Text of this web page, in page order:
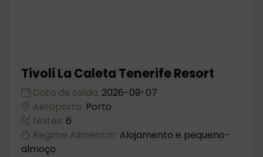
Tivoli La Caleta Tenerife Resort
Data de saída: 2026-09-07
Aeroporto: Porto
Noites: 6
Regime Alimentar: Alojamento e pequeno-
almoço